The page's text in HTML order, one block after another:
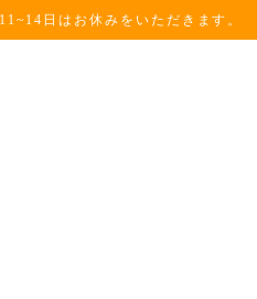
11~14日はお休みをいただきます。